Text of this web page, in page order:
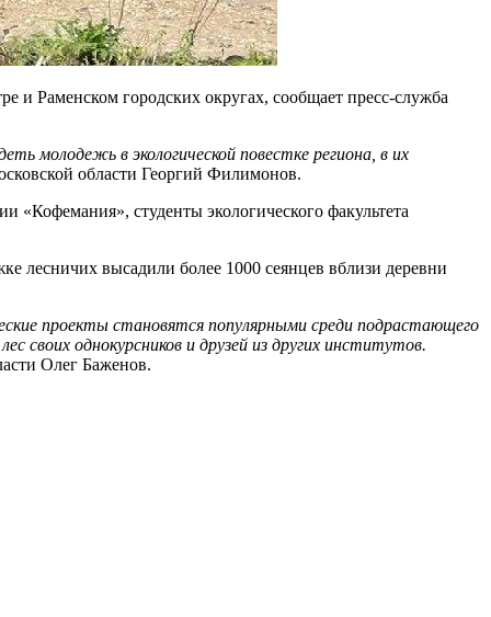
и Раменском городских округах, сообщает пресс-служба
молодежь в экологической повестке региона, в их
области Георгий Филимонов.
«Кофемания», студенты экологического факультета
лесничих высадили более 1000 сеянцев вблизи деревни
проекты становятся популярными среди подрастающего
однокурсников и друзей из других институтов.
Олег Баженов.